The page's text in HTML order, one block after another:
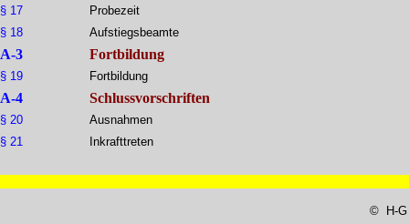
§ 17
§ 18
Probezeit
Aufstiegsbeamte
A-3 Fortbildung
§ 19 Fortbildung
A-4 Schlussvorschriften
§ 20
§ 21
Ausnahmen
Inkrafttreten
© H-G